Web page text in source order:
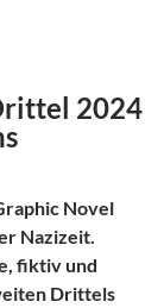
2024
Novel
Nazizeit.
fiktiv und
Drittels